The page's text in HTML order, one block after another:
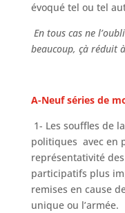
évoqué tel ou tel
En tous cas ne
beaucoup, çà réduit
A-Neuf séries de
1- Les souffles de
politiques avec en
représentativité
participatifs plus
remises en cause
unique ou l’armée.